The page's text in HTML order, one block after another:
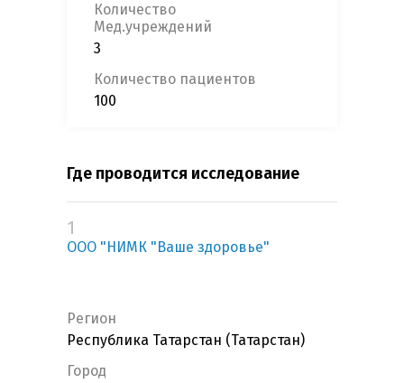
Количество
Мед.учреждений
3
Количество пациентов
100
Где проводится исследование
1
ООО "НИМК "Ваше здоровье"
Регион
Республика Татарстан (Татарстан)
Город